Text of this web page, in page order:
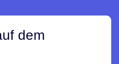
dem